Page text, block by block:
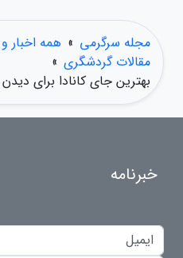
مجله سرگرمی » همه اخبار
مقالات گردشگری »
بهترین جای کانادا برای
خبرنامه